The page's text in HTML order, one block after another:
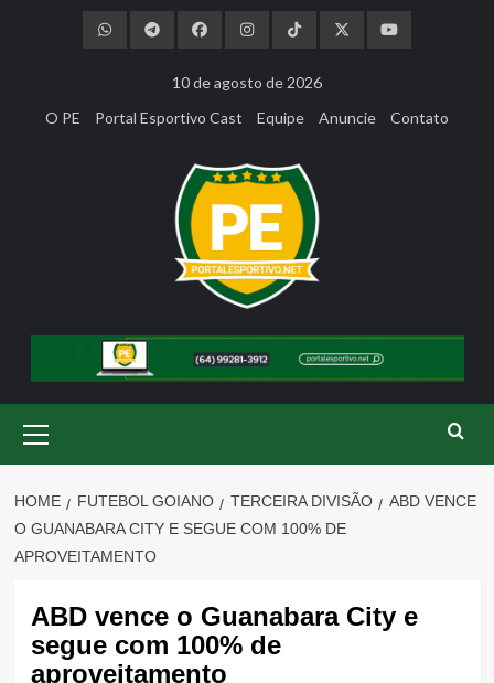
10 de agosto de 2026
O PE
Portal Esportivo Cast Equipe Anuncie Contato
Menu
HOME FUTEBOL GOIANO TERCEIRA DIVISÃO
ABD VENCE
O GUANABARA CITY E SEGUE COM 100% DE
APROVEITAMENTO
ABD vence o Guanabara City e
segue com 100% de
aproveitamento